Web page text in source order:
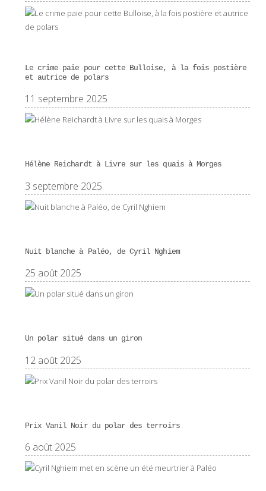
Le crime paie pour cette Bulloise, à la fois postière
et autrice de polars
11 septembre 2025
Hélène Reichardt à Livre sur les quais à Morges
3 septembre 2025
Nuit blanche à Paléo, de Cyril Nghiem
25 août 2025
Un polar situé dans un giron
12 août 2025
Prix Vanil Noir du polar des terroirs
6 août 2025